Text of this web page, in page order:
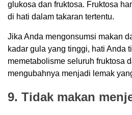
glukosa dan fruktosa. Fruktosa
di hati dalam takaran tertentu.
Jika Anda mengonsumsi makan
kadar gula yang tinggi, hati Anda
memetabolisme seluruh fruktosa
mengubahnya menjadi lemak
9. Tidak makan